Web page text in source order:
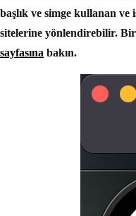
başlık ve simge kullanan
sitelerine yönlendirebilir.
sayfasına bakın.